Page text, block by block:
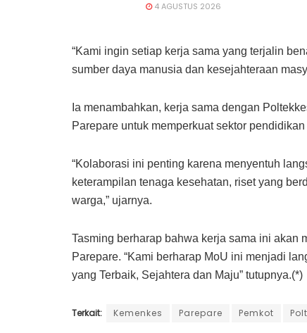
4 AGUSTUS 2026
“Kami ingin setiap kerja sama yang terjalin
sumber daya manusia dan kesejahteraan
Ia menambahkan, kerja sama dengan
Parepare untuk memperkuat sektor
“Kolaborasi ini penting karena menyentuh
keterampilan tenaga kesehatan, riset yang
warga,” ujarnya.
Tasming berharap bahwa kerja sama ini akan
Parepare. “Kami berharap MoU ini menjadi
yang Terbaik, Sejahtera dan Maju” tutupnya.(*)
Terkait: Kemenkes Parepare Pemkot